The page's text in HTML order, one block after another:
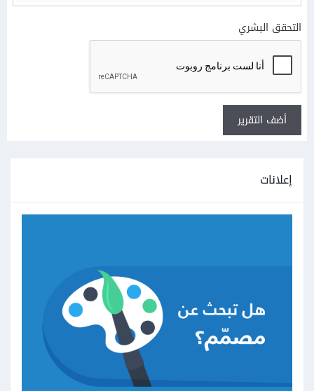
التحقق البشري
أضف التقرير
إعلانات